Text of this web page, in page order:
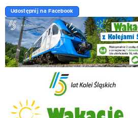
Udostępnij na Facebook